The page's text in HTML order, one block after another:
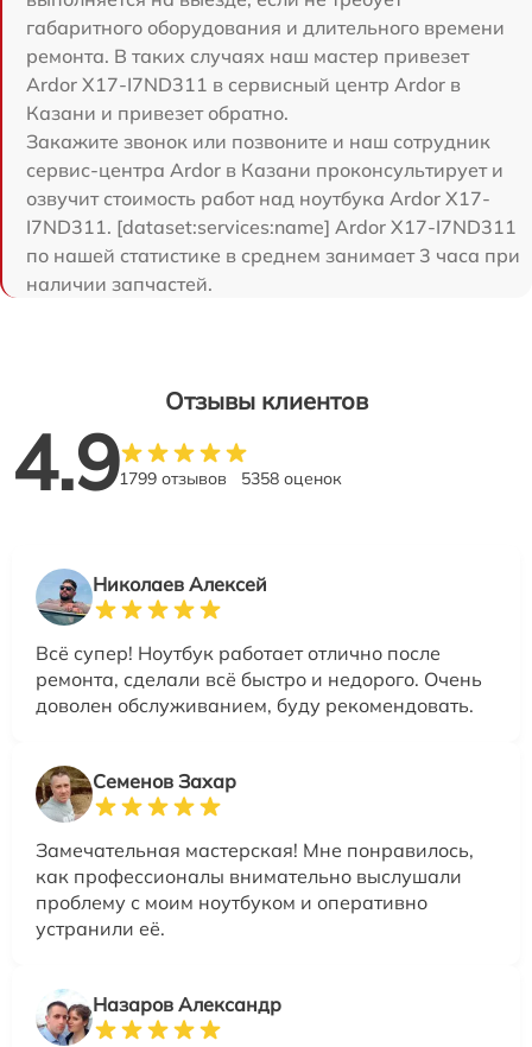
габаритного оборудования и длительного времени
ремонта. В таких случаях наш мастер привезет
Ardor X17-I7ND311 в сервисный центр Ardor в
Казани и привезет обратно.
Закажите звонок или позвоните и наш сотрудник
сервис-центра Ardor в Казани проконсультирует и
озвучит стоимость работ над ноутбука Ardor X17-
I7ND311. [dataset:services:name] Ardor X17-I7ND311
по нашей статистике в среднем занимает 3 часа при
наличии запчастей.
Отзывы клиентов
4.91799 отзывов 5358 оценок
Николаев Алексей
Всё супер! Ноутбук работает отлично после
ремонта, сделали всё быстро и недорого. Очень
доволен обслуживанием, буду рекомендовать.
Семенов Захар
Замечательная мастерская! Мне понравилось,
как профессионалы внимательно выслушали
проблему с моим ноутбуком и оперативно
устранили её.
Назаров Александр